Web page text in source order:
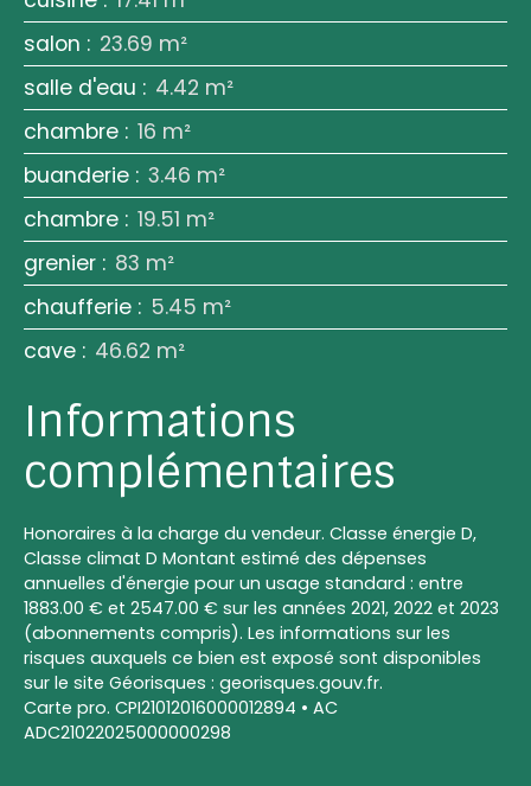
salon : 23.69 m²
salle d'eau : 4.42 m²
chambre : 16 m²
buanderie : 3.46 m²
chambre : 19.51 m²
grenier : 83 m²
chaufferie : 5.45 m²
cave : 46.62 m²
Informations
complémentaires
Honoraires à la charge du vendeur. Classe énergie D,
Classe climat D Montant estimé des dépenses
annuelles d'énergie pour un usage standard : entre
1883.00 € et 2547.00 € sur les années 2021, 2022 et 2023
(abonnements compris). Les informations sur les
risques auxquels ce bien est exposé sont disponibles
sur le site Géorisques : georisques.gouv.fr.
Carte pro. CPI21012016000012894 • AC
ADC21022025000000298